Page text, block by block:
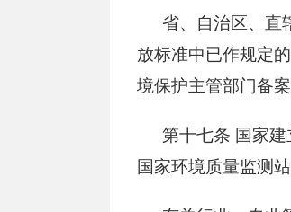
省、自治区、直
放标准中已作规定
境保护主管部门备案
第十七条 国家
国家环境质量监测